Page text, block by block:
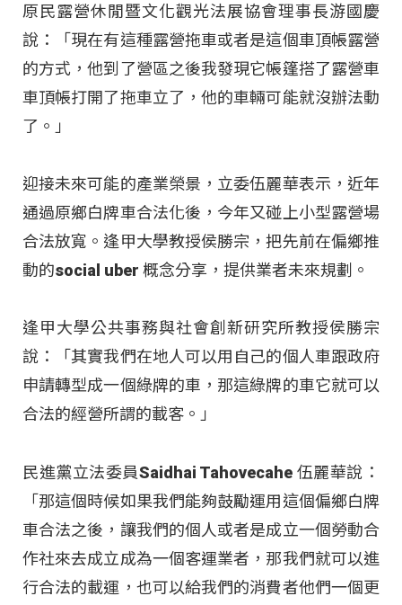
原民露營休閒暨文化觀光法展協會理事長游國慶
說：「現在有這種露營拖車或者是這個車頂帳露營
的方式，他到了營區之後我發現它帳篷搭了露營車
車頂帳打開了拖車立了，他的車輛可能就沒辦法動
了。」
迎接未來可能的產業榮景，立委伍麗華表示，近年
通過原鄉白牌車合法化後，今年又碰上小型露營場
合法放寬。逢甲大學教授侯勝宗，把先前在偏鄉推
動的social uber 概念分享，提供業者未來規劃。
逢甲大學公共事務與社會創新研究所教授侯勝宗
說：「其實我們在地人可以用自己的個人車跟政府
申請轉型成一個綠牌的車，那這綠牌的車它就可以
合法的經營所謂的載客。」
民進黨立法委員Saidhai Tahovecahe 伍麗華說：
「那這個時候如果我們能夠鼓勵運用這個偏鄉白牌
車合法之後，讓我們的個人或者是成立一個勞動合
作社來去成立成為一個客運業者，那我們就可以進
行合法的載運，也可以給我們的消費者他們一個更